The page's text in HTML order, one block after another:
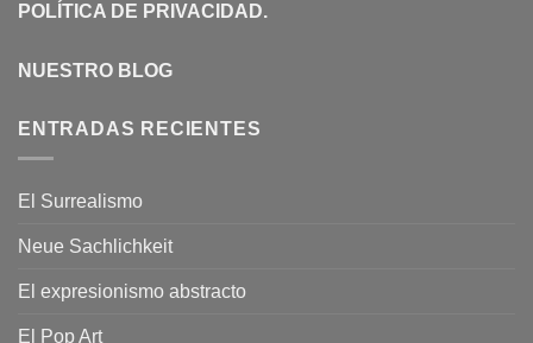
POLÍTICA DE PRIVACIDAD.
NUESTRO BLOG
ENTRADAS RECIENTES
El Surrealismo
Neue Sachlichkeit
El expresionismo abstracto
El Pop Art